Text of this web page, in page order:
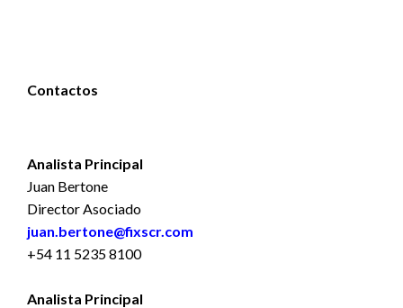
Contactos
Analista Principal
Juan Bertone
Director Asociado
juan.bertone@fixscr.com
+54 11 5235 8100
Analista Principal